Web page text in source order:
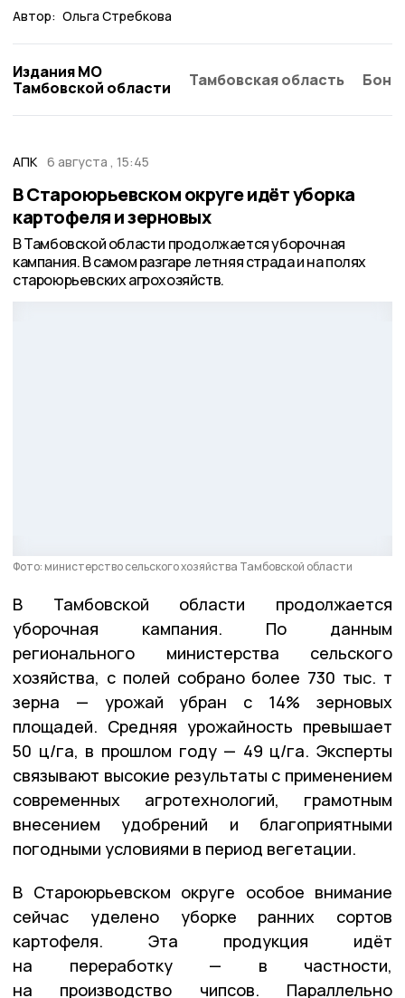
Автор: Ольга Стребкова
Издания МО
Тамбовской области
Тамбовская область
АПК 6 августа , 15:45
В Староюрьевском округе идёт уборка
картофеля и зерновых
В Тамбовской области продолжается уборочная
кампания. В самом разгаре летняя страда и на полях
староюрьевских агрохозяйств.
Фото: министерство сельского хозяйства Тамбовской области
В Тамбовской области продолжается
уборочная кампания. По данным
регионального министерства сельского
хозяйства, с полей собрано более 730 тыс. т
зерна — урожай убран с 14% зерновых
площадей. Средняя урожайность превышает
50 ц/га, в прошлом году — 49 ц/га. Эксперты
связывают высокие результаты с применением
современных агротехнологий, грамотным
внесением удобрений и благоприятными
погодными условиями в период вегетации.
В Староюрьевском округе особое внимание
сейчас уделено уборке ранних сортов
картофеля. Эта продукция идёт
на переработку — в частности,
на производство чипсов. Параллельно